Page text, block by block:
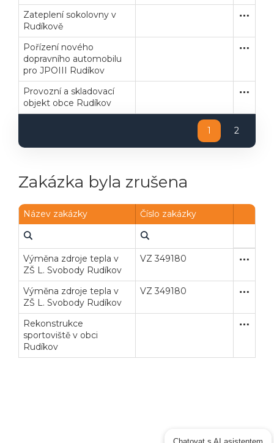
Zateplení sokolovny v
Rudíkově
Pořízení nového
dopravního automobilu
pro JPOIII Rudíkov
Provozní a skladovací
objekt obce Rudíkov
1 2
Zakázka byla zrušena
Název zakázky Číslo zakázky
Výměna zdroje tepla v
ZŠ L. Svobody Rudíkov
VZ 349180
Výměna zdroje tepla v
ZŠ L. Svobody Rudíkov
VZ 349180
Rekonstrukce
sportoviště v obci
Rudíkov